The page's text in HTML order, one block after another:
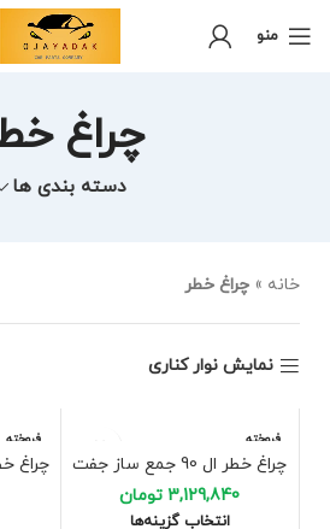
منو
چراغ
دسته بندی ها
خانه » چراغ خطر
نمایش نوار کناری
فروخته
شده
چراغ خطر ال 90 جمع ساز جفت
3,129,840 تومان
انتخاب گزینه‌ها
فروخته
شده
چراغ